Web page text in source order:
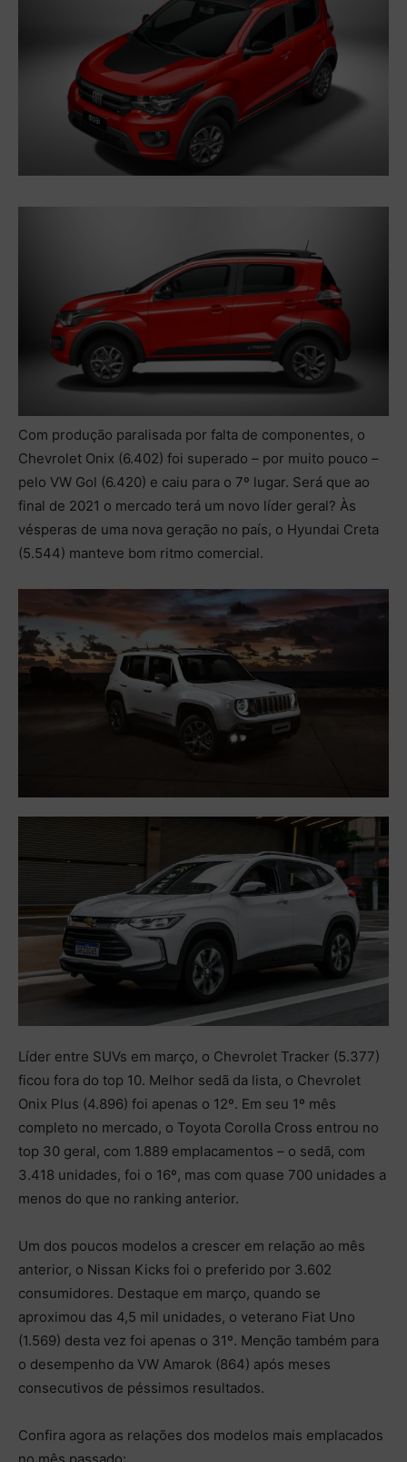
Com produção paralisada por falta de componentes, o
Chevrolet Onix (6.402) foi superado – por muito pouco –
pelo VW Gol (6.420) e caiu para o 7º lugar. Será que ao
final de 2021 o mercado terá um novo líder geral? Às
vésperas de uma nova geração no país, o Hyundai Creta
(5.544) manteve bom ritmo comercial.
Líder entre SUVs em março, o Chevrolet Tracker (5.377)
ficou fora do top 10. Melhor sedã da lista, o Chevrolet
Onix Plus (4.896) foi apenas o 12º. Em seu 1º mês
completo no mercado, o Toyota Corolla Cross entrou no
top 30 geral, com 1.889 emplacamentos – o sedã, com
3.418 unidades, foi o 16º, mas com quase 700 unidades a
menos do que no ranking anterior.
Um dos poucos modelos a crescer em relação ao mês
anterior, o Nissan Kicks foi o preferido por 3.602
consumidores. Destaque em março, quando se
aproximou das 4,5 mil unidades, o veterano Fiat Uno
(1.569) desta vez foi apenas o 31º. Menção também para
o desempenho da VW Amarok (864) após meses
consecutivos de péssimos resultados.
Confira agora as relações dos modelos mais emplacados